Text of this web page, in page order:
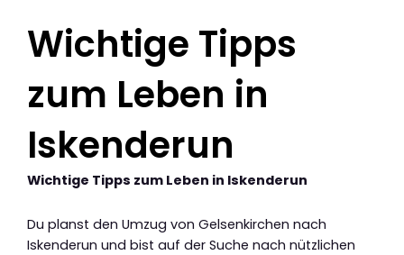
Wichtige Tipps
zum Leben in
Iskenderun
Wichtige Tipps zum Leben in Iskenderun
Du planst den Umzug von Gelsenkirchen nach
Iskenderun und bist auf der Suche nach nützlichen